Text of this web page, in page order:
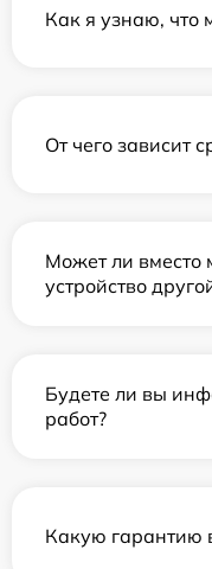
Как я узнаю, что
От чего зависит
Может ли вместо
устройство
Будете ли вы
работ?
Какую гарантию